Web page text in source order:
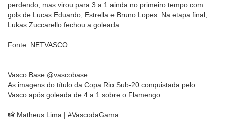
perdendo, mas virou para 3 a 1 ainda no primeiro tempo com
gols de Lucas Eduardo, Estrella e Bruno Lopes. Na etapa final,
Lukas Zuccarello fechou a goleada.
Fonte: NETVASCO
Vasco Base @vascobase
As imagens do título da Copa Rio Sub-20 conquistada pelo
Vasco após goleada de 4 a 1 sobre o Flamengo.
📸 Matheus Lima | #VascodaGama